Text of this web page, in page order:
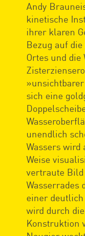
Andy
kinetische
ihrer klaren
Bezug auf
Ortes und die
sich eine
unendlich
Wassers wird
Weise
vertraute Bild
Wasserrades
einer
wird durch
Konstruktion